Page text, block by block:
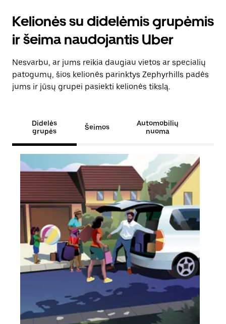
Kelionės su didelėmis grupėmis
ir šeima naudojantis Uber
Nesvarbu, ar jums reikia daugiau vietos ar specialių
patogumų, šios kelionės parinktys Zephyrhills padės
jums ir jūsų grupei pasiekti kelionės tikslą.
Didelės
grupės
Šeimos
Automobilių
nuoma